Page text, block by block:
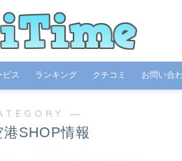
ビス ランキング クチコミ お問い合
―
港SHOP情報